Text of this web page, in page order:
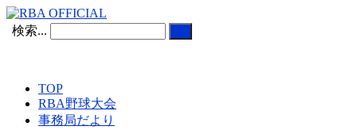
検索...
TOP
RBA野球大会
事務局だより